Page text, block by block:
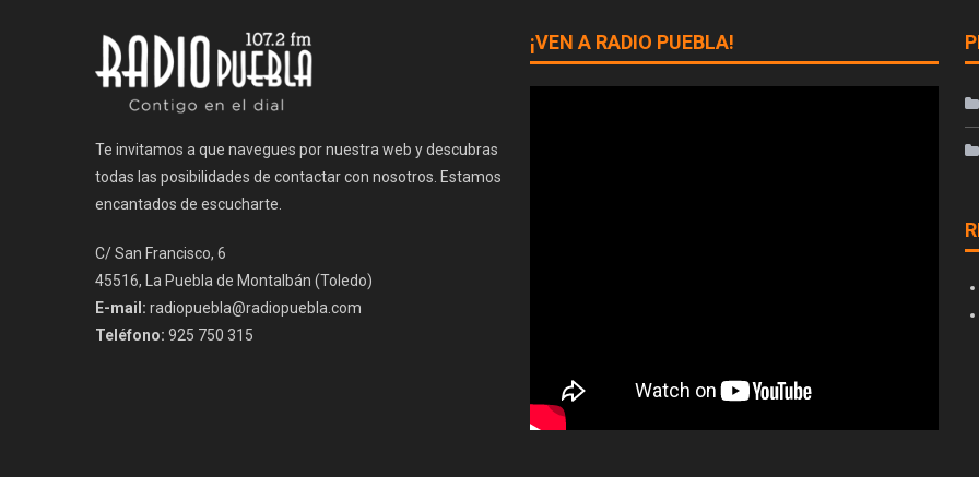
Te invitamos a que navegues por nuestra web y descubras
todas las posibilidades de contactar con nosotros. Estamos
encantados de escucharte.
C/ San Francisco, 6
45516, La Puebla de Montalbán (Toledo)
E-mail: radiopuebla@radiopuebla.com
Teléfono: 925 750 315
¡VEN A RADIO PUEBLA!